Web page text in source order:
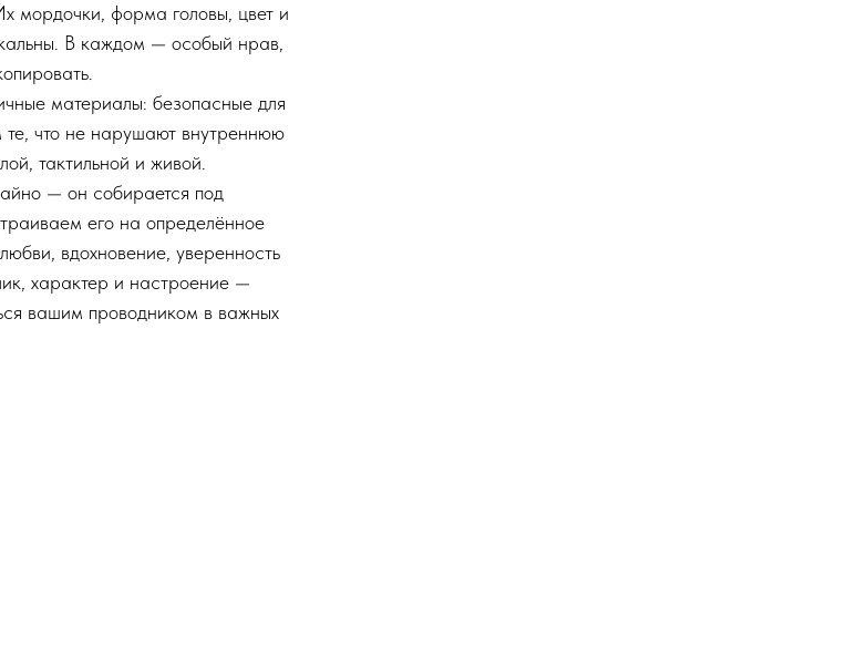
мордочки, форма головы, цвет и
В каждом — особый нрав,
материалы: безопасные для
что не нарушают внутреннюю
тактильной и живой.
— он собирается под
его на определённое
вдохновение, уверенность
характер и настроение —
вашим проводником в важных